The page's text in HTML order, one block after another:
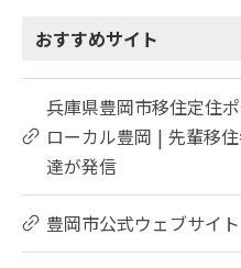
おすすめサイト
兵庫県豊岡市移住定住
ローカル豊岡 | 先輩移
達が発信
豊岡市公式ウェブサイト